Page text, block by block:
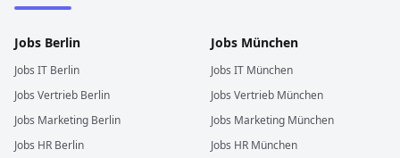
Jobs Berlin
Jobs IT Berlin
Jobs Vertrieb Berlin
Jobs Marketing Berlin
Jobs HR Berlin
Jobs München
Jobs IT München
Jobs Vertrieb München
Jobs Marketing München
Jobs HR München